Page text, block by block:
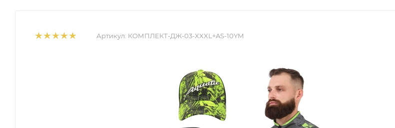
Артикул: КОМПЛЕКТ-ДЖ-03-XXXL+AS-10YM